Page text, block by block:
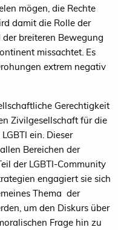
mögen, die Rechte
damit die Rolle der
breiteren Bewegung
missachtet. Es
extrem negativ
Gerechtigkeit
Zivilgesellschaft für die
LGBTI ein. Dieser
Bereichen der
der LGBTI-Community
engagiert sie sich
Thema der
um den Diskurs über
Frage hin zu